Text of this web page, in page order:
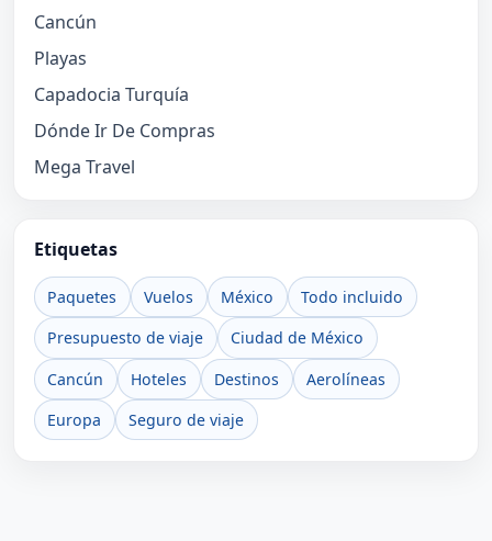
Cancún
Playas
Capadocia Turquía
Dónde Ir De Compras
Mega Travel
Etiquetas
Paquetes Vuelos México
Todo incluido
Presupuesto de viaje
Ciudad de México
Cancún
Hoteles Destinos
Aerolíneas
Europa
Seguro de viaje